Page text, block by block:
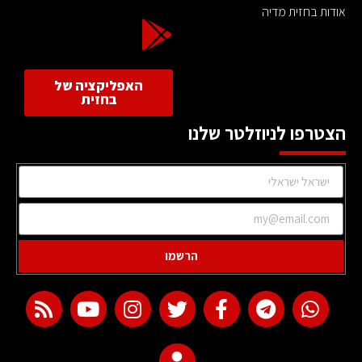
אודות בחזית מדיה
האפליקציה של
בחזית
הצטרפו לניוזלטר שלנו
הרשמו